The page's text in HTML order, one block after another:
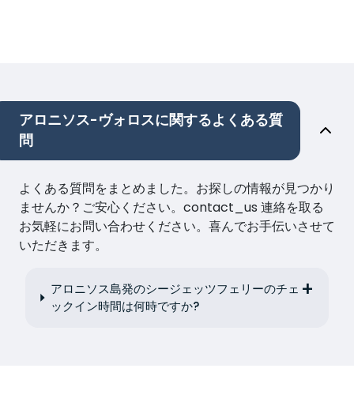
アロニソス-ヴォロスに関するよくある質
問
よくある質問をまとめました。お探しの情報が見つかり
ませんか？ご安心ください。contact_us 連絡を取る
お気軽にお問い合わせください。喜んでお手伝いさせて
いただきます。
アロニソス島発のシージェッツフェリーのチェ
ックイン時間は何時ですか?